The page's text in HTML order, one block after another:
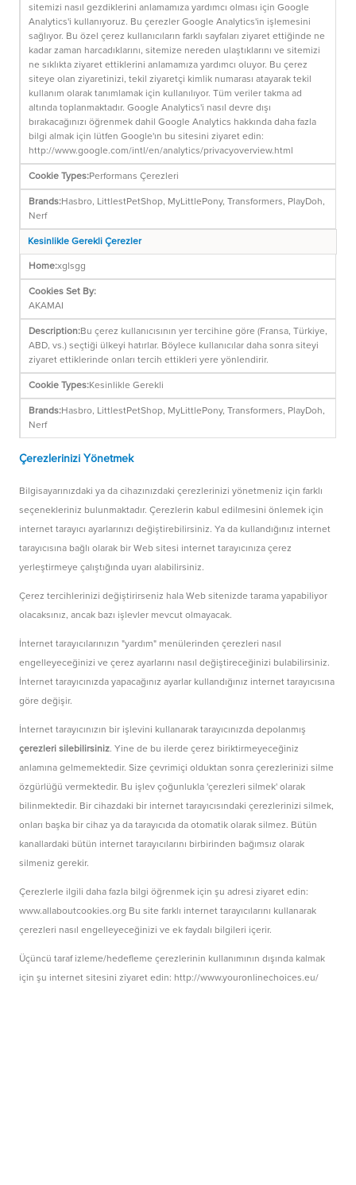
sitemizi nasıl gezdiklerini anlamamıza yardımcı olması için Google
Analytics'i kullanıyoruz. Bu çerezler Google Analytics'in işlemesini
sağlıyor. Bu özel çerez kullanıcıların farklı sayfaları ziyaret ettiğinde ne
kadar zaman harcadıklarını, sitemize nereden ulaştıklarını ve sitemizi
ne sıklıkta ziyaret ettiklerini anlamamıza yardımcı oluyor. Bu çerez
siteye olan ziyaretinizi, tekil ziyaretçi kimlik numarası atayarak tekil
kullanım olarak tanımlamak için kullanılıyor. Tüm veriler takma ad
altında toplanmaktadır. Google Analytics'i nasıl devre dışı
bırakacağınızı öğrenmek dahil Google Analytics hakkında daha fazla
bilgi almak için lütfen Google'ın bu sitesini ziyaret edin:
http://www.google.com/intl/en/analytics/privacyoverview.html
Performans Çerezleri
Hasbro, LittlestPetShop, MyLittlePony, Transformers, PlayDoh,
Nerf
Kesinlikle Gerekli Çerezler
xglsgg
AKAMAI
Bu çerez kullanıcısının yer tercihine göre (Fransa, Türkiye,
ABD, vs.) seçtiği ülkeyi hatırlar. Böylece kullanıcılar daha sonra siteyi
ziyaret ettiklerinde onları tercih ettikleri yere yönlendirir.
Kesinlikle Gerekli
Hasbro, LittlestPetShop, MyLittlePony, Transformers, PlayDoh,
Nerf
Çerezlerinizi Yönetmek
Bilgisayarınızdaki ya da cihazınızdaki çerezlerinizi yönetmeniz için farklı
seçenekleriniz bulunmaktadır. Çerezlerin kabul edilmesini önlemek için
internet tarayıcı ayarlarınızı değiştirebilirsiniz. Ya da kullandığınız internet
tarayıcısına bağlı olarak bir Web sitesi internet tarayıcınıza çerez
yerleştirmeye çalıştığında uyarı alabilirsiniz.
Çerez tercihlerinizi değiştirirseniz hala Web sitenizde tarama yapabiliyor
olacaksınız, ancak bazı işlevler mevcut olmayacak.
İnternet tarayıcılarınızın "yardım" menülerinden çerezleri nasıl
engelleyeceğinizi ve çerez ayarlarını nasıl değiştireceğinizi bulabilirsiniz.
İnternet tarayıcınızda yapacağınız ayarlar kullandığınız internet tarayıcısına
göre değişir.
İnternet tarayıcınızın bir işlevini kullanarak tarayıcınızda depolanmış
çerezleri silebilirsiniz. Yine de bu ilerde çerez biriktirmeyeceğiniz
anlamına gelmemektedir. Size çevrimiçi olduktan sonra çerezlerinizi silme
özgürlüğü vermektedir. Bu işlev çoğunlukla 'çerezleri silmek' olarak
bilinmektedir. Bir cihazdaki bir internet tarayıcısındaki çerezlerinizi silmek,
onları başka bir cihaz ya da tarayıcıda da otomatik olarak silmez. Bütün
kanallardaki bütün internet tarayıcılarını birbirinden bağımsız olarak
silmeniz gerekir.
Çerezlerle ilgili daha fazla bilgi öğrenmek için şu adresi ziyaret edin:
www.allaboutcookies.org Bu site farklı internet tarayıcılarını kullanarak
çerezleri nasıl engelleyeceğinizi ve ek faydalı bilgileri içerir.
Üçüncü taraf izleme/hedefleme çerezlerinin kullanımının dışında kalmak
için şu internet sitesini ziyaret edin: http://www.youronlinechoices.eu/